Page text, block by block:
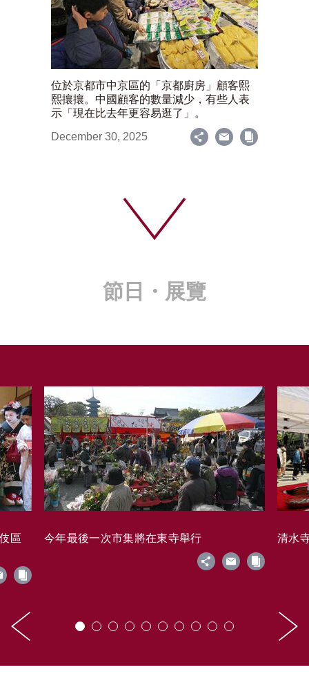
位於京都市中京區的「京都廚房」顧客熙
熙攘攘。中國顧客的數量減少，有些人表
示「現在比去年更容易逛了」。
December 30, 2025
節日・展覽
區 今年最後一次市集將在東寺舉行 清水